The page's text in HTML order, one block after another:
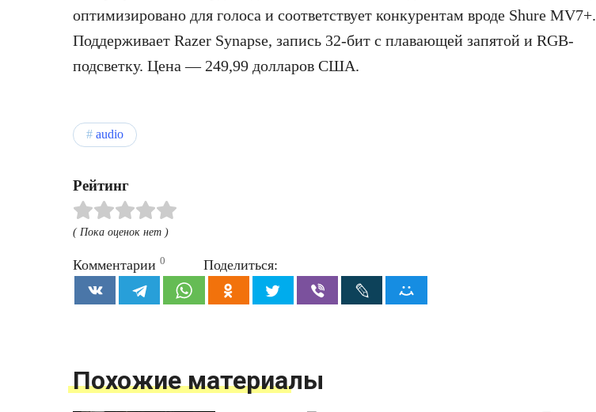
оптимизировано для голоса и соответствует конкурентам вроде Shure MV7+.
Поддерживает Razer Synapse, запись 32-бит с плавающей запятой и RGB-
подсветку. Цена — 249,99 долларов США.
audio
Рейтинг
( Пока оценок нет )
Комментарии 0 Поделиться:
Похожие материалы